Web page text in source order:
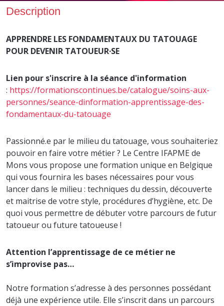
Description
APPRENDRE LES FONDAMENTAUX DU TATOUAGE
POUR DEVENIR TATOUEUR·SE
Lien pour s'inscrire à la séance d'information
: https://formationscontinues.be/catalogue/soins-aux-
personnes/seance-dinformation-apprentissage-des-
fondamentaux-du-tatouage
Passionné.e par le milieu du tatouage, vous souhaiteriez
pouvoir en faire votre métier ? Le Centre IFAPME de
Mons vous propose une formation unique en Belgique
qui vous fournira les bases nécessaires pour vous
lancer dans le milieu : techniques du dessin, découverte
et maitrise de votre style, procédures d’hygiène, etc. De
quoi vous permettre de débuter votre parcours de futur
tatoueur ou future tatoueuse !
Attention l’apprentissage de ce métier ne
s’improvise pas…
Notre formation s’adresse à des personnes possédant
déjà une expérience utile. Elle s’inscrit dans un parcours